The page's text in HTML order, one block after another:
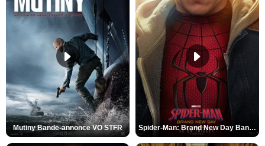
Mutiny Bande-annonce VO STFR Spider-Man: Brand New Day Bande-annonce VO STFR